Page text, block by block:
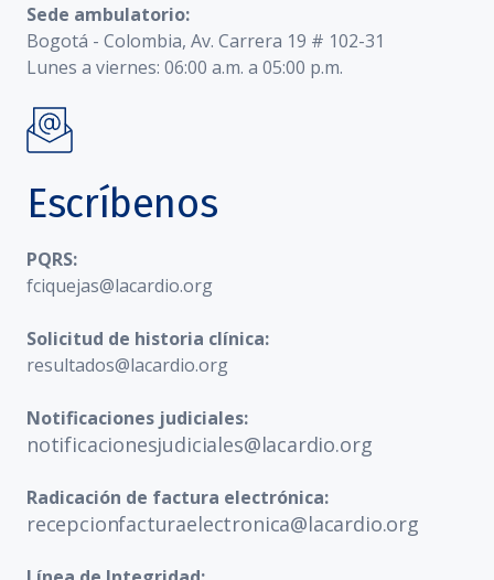
Sede ambulatorio:
Bogotá - Colombia, Av. Carrera 19 # 102-31
Lunes a viernes: 06:00 a.m. a 05:00 p.m.
Escríbenos
PQRS:
fciquejas@lacardio.org
Solicitud de historia clínica:
resultados@lacardio.org
Notificaciones judiciales:
notificacionesjudiciales@lacardio.org
Radicación de factura electrónica:
recepcionfacturaelectronica@lacardio.org